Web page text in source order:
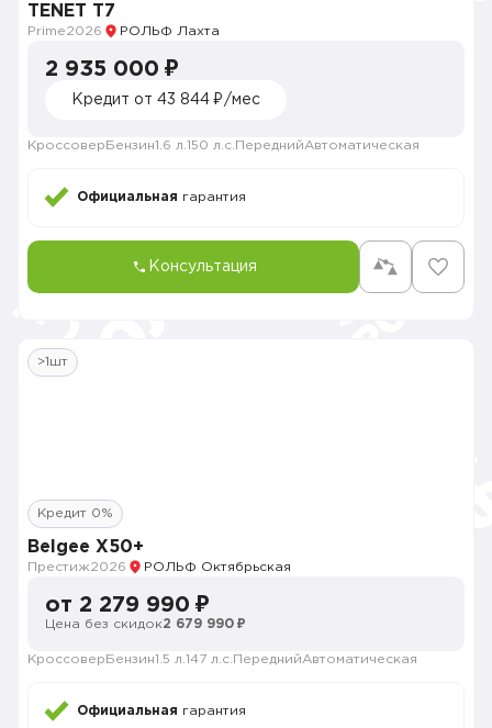
TENET T7
Prime2026 РОЛЬФ Лахта
2 935 000 ₽
Кредит от 43 844 ₽/мес
Кроссовер Бензин1.6 л. 150 л.с. ПереднийАвтоматическая
Официальная гарантия
Консультация
>1шт
Кредит 0%
Belgee X50+
Престиж2026 РОЛЬФ Октябрьская
от 2 279 990 ₽
Цена без скидок2 679 990 ₽
Кроссовер Бензин1.5 л. 147 л.с. ПереднийАвтоматическая
Официальная гарантия